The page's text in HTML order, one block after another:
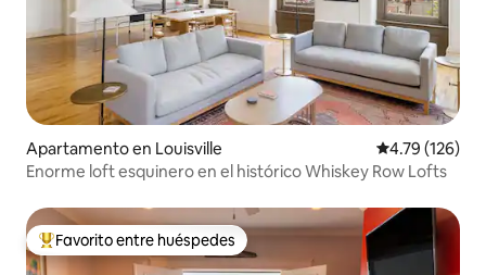
Apartamento en Louisville Calificación
4.79 (126)
Enorme loft esquinero en el histórico Whiskey Row Lofts
Favorito entre huéspedes preferido
Favorito entre huéspedes